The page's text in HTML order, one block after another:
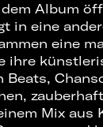
Album
in eine
eine
ihre
Beats,
Mix aus